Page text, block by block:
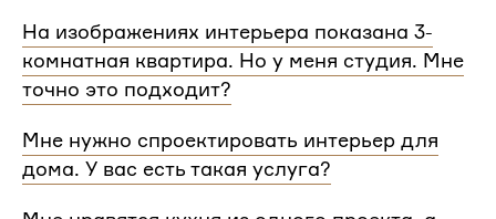
дизайнером Flatplan
площади. Однако если у вас многоэтажный дом
или квартира, нужно будет купить флэтплан для
каждого этажа.
На изображениях интерьера показана 3-
комнатная квартира. Но у меня студия. Мне
точно это подходит?
и учитываем все детали. Любой стиль интерьера
на нашем сайте может быть адаптирован для
Мне нужно спроектировать интерьер для
дома. У вас есть такая услуга?